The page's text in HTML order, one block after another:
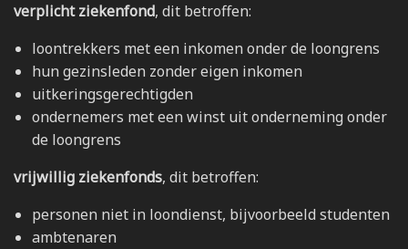
verplicht ziekenfond, dit betroffen:
loontrekkers met een inkomen onder de loongrens
hun gezinsleden zonder eigen inkomen
uitkeringsgerechtigden
ondernemers met een winst uit onderneming onder
de loongrens
vrijwillig ziekenfonds, dit betroffen:
personen niet in loondienst, bijvoorbeeld studenten
ambtenaren